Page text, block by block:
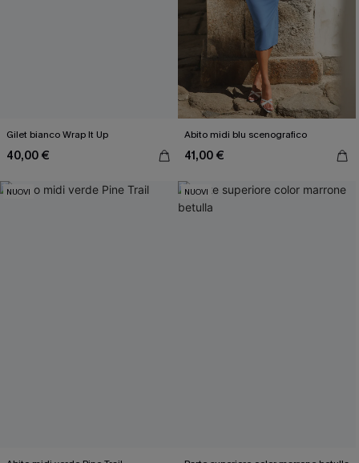
Gilet bianco Wrap It Up
40,00 €
Abito midi blu scenografico
41,00 €
NUOVI NUOVI